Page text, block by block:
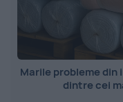
Marile probleme
dintre cei